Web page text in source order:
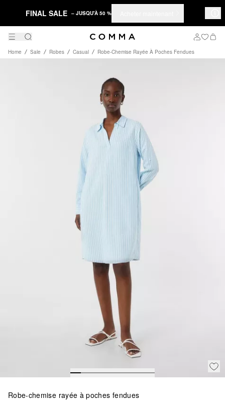
FINAL SALE – JUSQU'À 50 %
Home Sale Robes Casual Robe-Chemise Rayée À Poches Fendues
Robe-chemise rayée à poches fendues